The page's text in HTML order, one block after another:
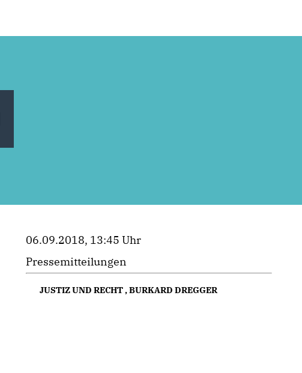
06.09.2018, 13:45 Uhr
Pressemitteilungen
JUSTIZ UND RECHT,BURKARD DREGGER